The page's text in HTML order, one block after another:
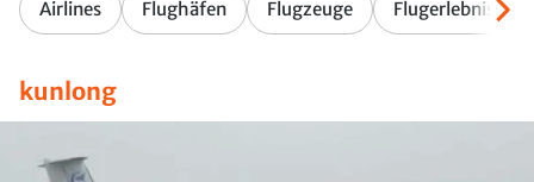
Airlines Flughäfen Flugzeuge Flugerlebnis
kunlong